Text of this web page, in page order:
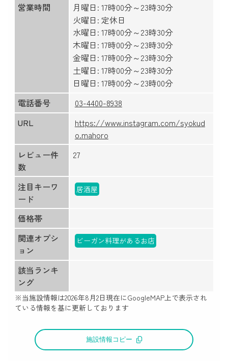
営業時間
月曜日: 17時00分～23時30分
火曜日: 定休日
水曜日: 17時00分～23時30分
木曜日: 17時00分～23時30分
金曜日: 17時00分～23時30分
土曜日: 17時00分～23時30分
日曜日: 17時00分～23時00分
電話番号
03-4400-8938
URL
https://www.instagram.com/syokud
o.mahoro
レビュー件
数
27
注目キーワ
ード
居酒屋
価格帯
関連オプシ
ョン
ビーガン料理があるお店
該当ランキ
ング
※当施設情報は2026年8月2日現在にGoogleMAP上で表示され
ている情報を基に更新しております
施設情報コピー